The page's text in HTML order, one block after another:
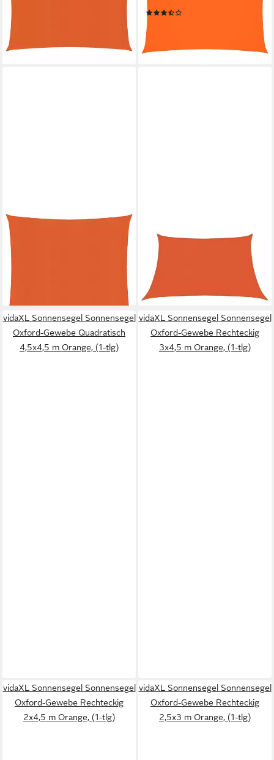
Beschattung Rech
59,45 €
(3.774,60 €/ 1 qm)
lieferbar - in 6-7 Werktagen bei dir
ab 33,99 €
(3,02 €/ 1 qm)
VIDAXL
Sonnensegel 160 gm² Orange
2x2,5 m HDPE
63,99 €
(12.798,00 €/ 1 qm)
lieferbar - in 6-7 Werktagen bei dir
160 g/m² Trapezform Orange
3/4x2 m HDPE, (1-tlg)
22,99 €
lieferbar - in 5-6 Werktagen bei dir
vidaXL Sonnensegel Sonnensegel
Oxford-Gewebe Quadratisch
4,5x4,5 m Orange, (1-tlg)
vidaXL Sonnensegel Sonnensegel
Oxford-Gewebe Rechteckig
3x4,5 m Orange, (1-tlg)
vidaXL Sonnensegel Sonnensegel
Oxford-Gewebe Rechteckig
2x4,5 m Orange, (1-tlg)
vidaXL Sonnensegel Sonnensegel
Oxford-Gewebe Rechteckig
2,5x3 m Orange, (1-tlg)